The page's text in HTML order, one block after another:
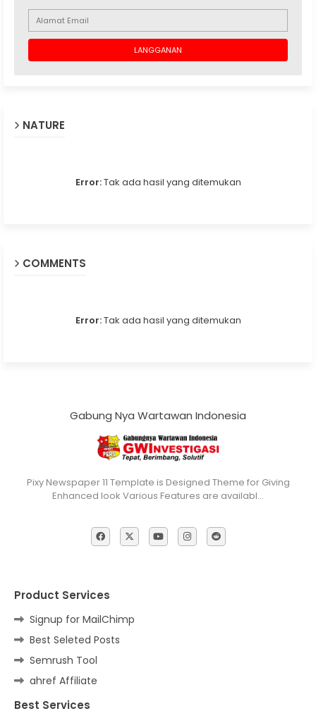
NATURE
Error:Tak ada hasil yang ditemukan
COMMENTS
Error:Tak ada hasil yang ditemukan
Gabung Nya Wartawan Indonesia
Pixy Newspaper 11 Template is Designed Theme for Giving
Enhanced look Various Features are availabl…
Product Services
Signup for MailChimp
Best Seleted Posts
Semrush Tool
ahref Affiliate
Best Services